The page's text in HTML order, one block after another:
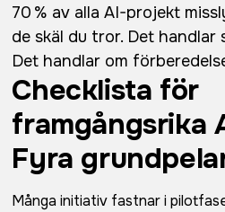
70 % av alla AI-projekt
de skäl du tror. Det handlar
Det handlar om
Checklista för
framgångsrika
Fyra
Många initiativ fastnar i